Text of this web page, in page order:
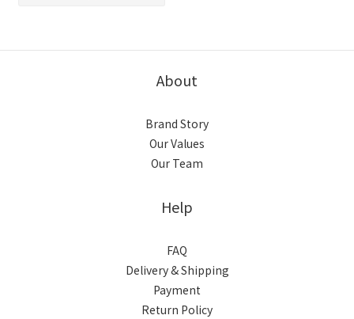
About
Brand Story
Our Values
Our Team
Help
FAQ
Delivery & Shipping
Payment
Return Policy